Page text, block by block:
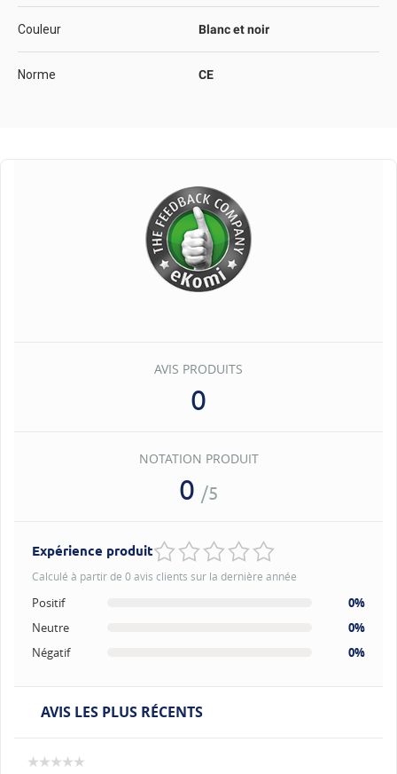
Couleur Blanc et noir
Norme CE
AVIS PRODUITS
0
NOTATION PRODUIT
0 /5
Expérience produit
Calculé à partir de 0 avis clients sur la dernière année
Positif
0%
Neutre
0%
Négatif
0%
AVIS LES PLUS RÉCENTS